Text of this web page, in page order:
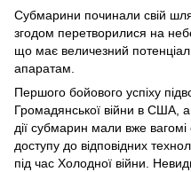
Субмарини починали свій
згодом перетворилися на
що має величезний
апаратам.
Першого бойового успіху
Громадянської війни в США, а
дії субмарин мали вже вагомі
доступу до відповідних
під час Холодної війни.